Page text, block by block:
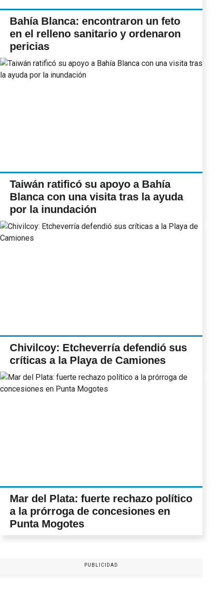
Bahía Blanca: encontraron un feto
en el relleno sanitario y ordenaron
pericias
Taiwán ratificó su apoyo a Bahía
Blanca con una visita tras la ayuda
por la inundación
Chivilcoy: Etcheverría defendió sus
críticas a la Playa de Camiones
Mar del Plata: fuerte rechazo político
a la prórroga de concesiones en
Punta Mogotes
PUBLICIDAD